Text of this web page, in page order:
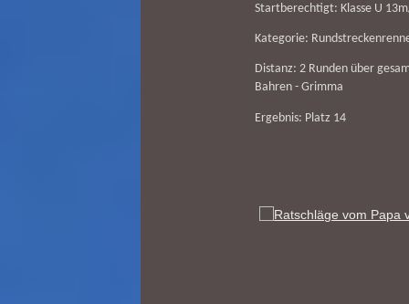
Startberechtigt: Klasse U
Kategorie:
Distanz: 2 Runden über
Bahren - Grimma
Ergebnis: Platz 14